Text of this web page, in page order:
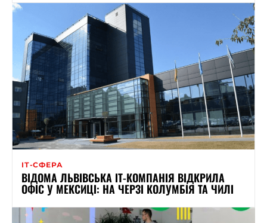
ІТ-СФЕРА
ВІДОМА ЛЬВІВСЬКА ІТ-КОМПАНІЯ ВІДКРИЛА
ОФІС У МЕКСИЦІ: НА ЧЕРЗІ КОЛУМБІЯ ТА ЧИЛІ